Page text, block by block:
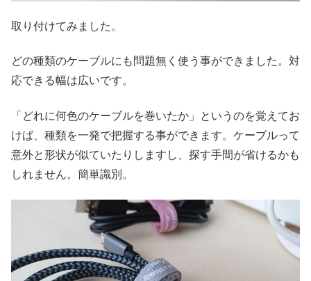
取り付けてみました。
どの種類のケーブルにも問題無く使う事ができました。対
応できる幅は広いです。
「どれに何色のケーブルを巻いたか」というのを覚えてお
けば、種類を一発で把握する事ができます。ケーブルって
意外と形状が似ていたりしますし、探す手間が省けるかも
しれません。簡単識別。